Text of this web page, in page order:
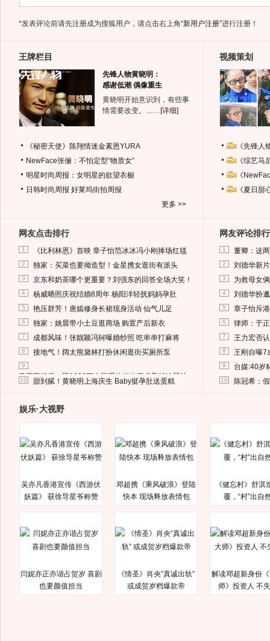
*发表评论前请先注册成为搜狐用户，请点击右上角“新用户注册”进行注册！
王牌栏目
先锋人物黄晓明：
感谢低潮 偶像重生
黄晓明开始意识到，有些事
情需要改变。…… [详细]
《秘密天使》陈翔情迷金素恩YURA
NewFace张俪：不怕定型“物质女”
明星时尚周报：女明星的欲望衣橱
日韩时尚周报 好莱坞街拍周报
更多 >>
视频策划
《先锋
《综艺
《
《夏日
网友点击排行
1 《比利林恩》首映 章子怡范冰冰冯小刚捧场红毯
2 独家：买菜也要拗造型！金星携女逛街有派头
3 京东和奶茶哪个更重要？刘强东的回答全场大笑！
4 杨威晒照庆祝结婚8周年 杨阳洋轻抚妈妈孕肚
5 艳压群芳！唐嫣修身长裙现身活动 仙气儿足
6 独家：姚晨带小土豆逛商场 购置产后新衣
7 成都风味！张靓颖冯轲曝婚纱照 吃串串打麻将
8 接地气！阔太熊黛林打扮休闲逛街买厕所泵
9
马蓉离婚后，砸1000万人民币给媒体要求删掉这照片
10 甜到腻！黄晓明上海庆生 Baby挺孕肚送蛋糕
网友评论排行
1 董卿：这
2 刘德华新
3 为救母女
4 刘德华扮
5 章子怡斥
6 律师：于
7 王力宏否
8 王刚自曝7
9 台媒:40岁
10 陈冠希：
娱乐·大视野
吴亦凡香港宣传《西游伏
妖篇》 获徐导星爷称赞
邓超携《乘风破浪》登陆
快本 现场释放表情包
《健忘村》舒淇
覆，“村”出自
闫妮亦正亦谐占贺岁 喜剧
也要颜值担当
《情圣》肖央“真诚出轨”
或成贺岁档爆款帝
解读邓超新身份
师》投资人 不